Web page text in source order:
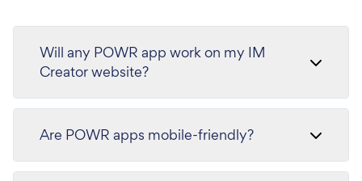
Will any POWR app work on my IM
Creator website?
Are POWR apps mobile-friendly?